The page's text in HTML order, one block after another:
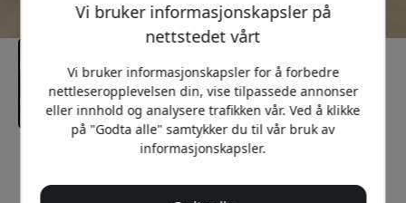
Anbefalt pris
149 NOK
Vi bruker informasjonskapsler på
nettstedet vårt
Vi bruker informasjonskapsler for å forbedre
nettleseropplevelsen din, vise tilpassede annonser
eller innhold og analysere trafikken vår. Ved å klikke
på "Godta alle" samtykker du til vår bruk av
informasjonskapsler.